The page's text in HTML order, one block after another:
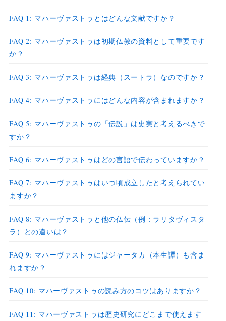
FAQ 1: マハーヴァストゥとはどんな文献ですか？
FAQ 2: マハーヴァストゥは初期仏教の資料として重要です
か？
FAQ 3: マハーヴァストゥは経典（スートラ）なのですか？
FAQ 4: マハーヴァストゥにはどんな内容が含まれますか？
FAQ 5: マハーヴァストゥの「伝説」は史実と考えるべきで
すか？
FAQ 6: マハーヴァストゥはどの言語で伝わっていますか？
FAQ 7: マハーヴァストゥはいつ頃成立したと考えられてい
ますか？
FAQ 8: マハーヴァストゥと他の仏伝（例：ラリタヴィスタ
ラ）との違いは？
FAQ 9: マハーヴァストゥにはジャータカ（本生譚）も含ま
れますか？
FAQ 10: マハーヴァストゥの読み方のコツはありますか？
FAQ 11: マハーヴァストゥは歴史研究にどこまで使えます